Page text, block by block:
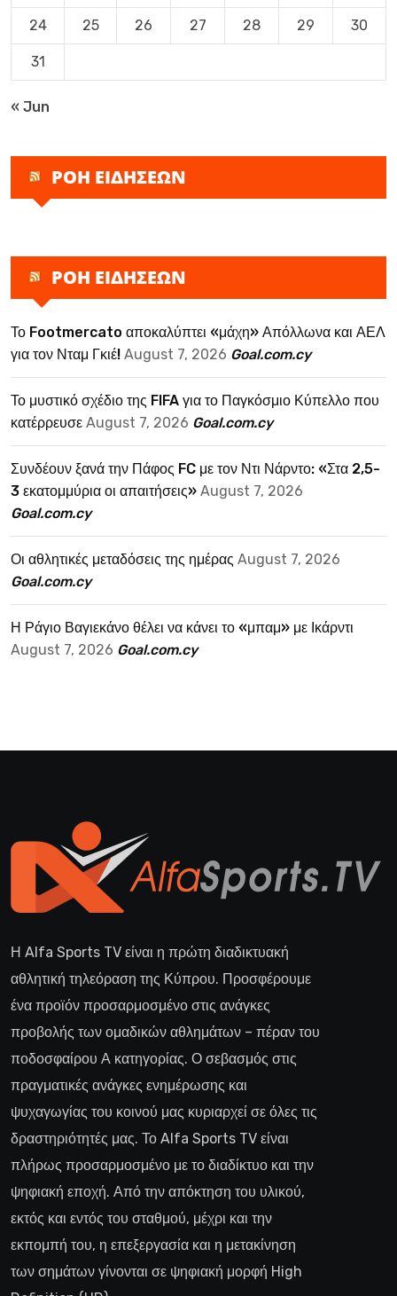
24 25 26 27 28 29 30
31
« Jun
ΡΟΗ ΕΙΔΗΣΕΩΝ
ΡΟΗ ΕΙΔΗΣΕΩΝ
Το Footmercato αποκαλύπτει «μάχη» Απόλλωνα και ΑΕΛ
για τον Νταμ Γκιέ! August 7, 2026 Goal.com.cy
Το μυστικό σχέδιο της FIFA για το Παγκόσμιο Κύπελλο που
κατέρρευσε August 7, 2026 Goal.com.cy
Συνδέουν ξανά την Πάφος FC με τον Ντι Νάρντο: «Στα 2,5-
3 εκατομμύρια οι απαιτήσεις» August 7, 2026
Goal.com.cy
Οι αθλητικές μεταδόσεις της ημέρας August 7, 2026
Goal.com.cy
Η Ράγιο Βαγιεκάνο θέλει να κάνει το «μπαμ» με Ικάρντι
August 7, 2026 Goal.com.cy
Η Alfa Sports TV είναι η πρώτη διαδικτυακή
αθλητική τηλεόραση της Κύπρου. Προσφέρουμε
ένα προϊόν προσαρμοσμένο στις ανάγκες
προβολής των ομαδικών αθλημάτων – πέραν του
ποδοσφαίρου Α κατηγορίας. Ο σεβασμός στις
πραγματικές ανάγκες ενημέρωσης και
ψυχαγωγίας του κοινού μας κυριαρχεί σε όλες τις
δραστηριότητές μας. Το Alfa Sports TV είναι
πλήρως προσαρμοσμένο με το διαδίκτυο και την
ψηφιακή εποχή. Από την απόκτηση του υλικού,
εκτός και εντός του σταθμού, μέχρι και την
εκπομπή του, η επεξεργασία και η μετακίνηση
των σημάτων γίνονται σε ψηφιακή μορφή High